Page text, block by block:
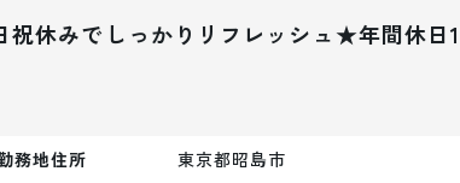
祝休みでしっかりリフレッシュ★年間休
務地住所
東京都昭島市